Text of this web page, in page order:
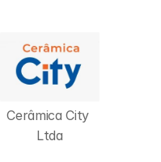
Cerâmica City
Ltda